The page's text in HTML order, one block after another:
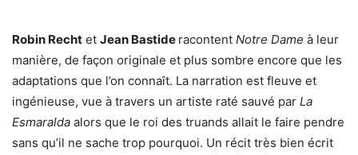
Robin Recht et Jean Bastide racontent Notre Dame à leur
manière, de façon originale et plus sombre encore que les
adaptations que l’on connaît. La narration est fleuve et
ingénieuse, vue à travers un artiste raté sauvé par La
Esmaralda alors que le roi des truands allait le faire pendre
sans qu’il ne sache trop pourquoi. Un récit très bien écrit